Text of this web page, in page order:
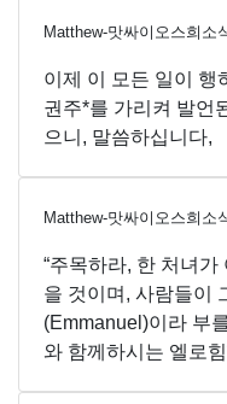
Matthew-맛싸이오스희소
이제 이 모든 일이 행
권주*를 가리켜 발언
으니, 말씀하십니다,
Matthew-맛싸이오스희소
“주목하라, 한 처녀
을 것이며, 사람들이
(Emmanuel)이라 부
와 함께하시는 엘로